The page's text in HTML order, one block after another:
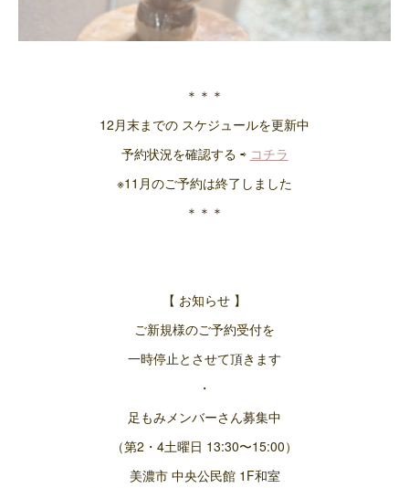
＊＊＊
12月末までの スケジュールを更新中
予約状況を確認する ⇨ コチラ
※11月のご予約は終了しました
＊＊＊
【 お知らせ 】
ご新規様のご予約受付を
一時停止とさせて頂きます
・
足もみメンバーさん募集中
（第2・4土曜日 13:30〜15:00）
美濃市 中央公民館 1F和室